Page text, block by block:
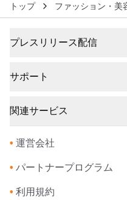
トップ ファッション・美
プレスリリース配信
サポート
関連サービス
• 運営会社
• パートナープログラム
• 利用規約